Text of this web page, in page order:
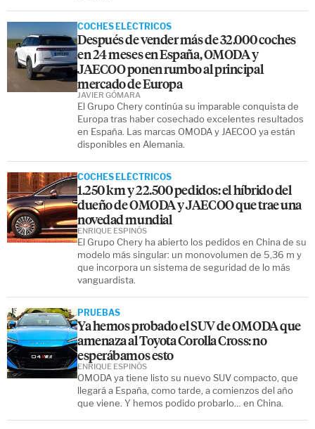
COCHES ELÉCTRICOS
Después de vender más de 32.000 coches
en 24 meses en España, OMODA y
JAECOO ponen rumbo al principal
mercado de Europa
El Grupo Chery continúa su imparable conquista de
Europa tras haber cosechado excelentes resultados
en España. Las marcas OMODA y JAECOO ya están
disponibles en Alemania.
JAVIER GÓMARA
COCHES ELÉCTRICOS
1.250 km y 22.500 pedidos: el híbrido del
dueño de OMODA y JAECOO que trae una
novedad mundial
El Grupo Chery ha abierto los pedidos en China de su
modelo más singular: un monovolumen de 5,36 m y
que incorpora un sistema de seguridad de lo más
vanguardista.
ENRIQUE ESPINÓS
PRUEBAS
Ya hemos probado el SUV de OMODA que
amenaza al Toyota Corolla Cross: no
esperábamos esto
OMODA ya tiene listo su nuevo SUV compacto, que
llegará a España, como tarde, a comienzos del año
que viene. Y hemos podido probarlo… en China.
ENRIQUE ESPINÓS